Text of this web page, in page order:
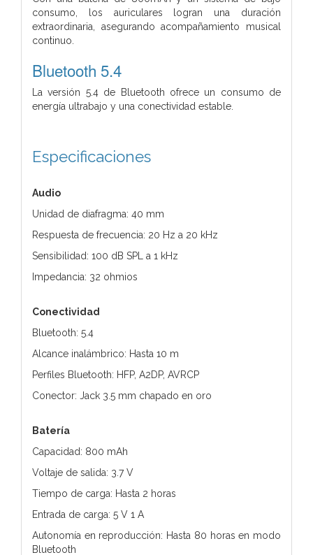
consumo, los auriculares logran una duración
extraordinaria, asegurando acompañamiento musical
continuo.
Bluetooth 5.4
La versión 5.4 de Bluetooth ofrece un consumo de
energía ultrabajo y una conectividad estable.
Especificaciones
Audio
Unidad de diafragma: 40 mm
Respuesta de frecuencia: 20 Hz a 20 kHz
Sensibilidad: 100 dB SPL a 1 kHz
Impedancia: 32 ohmios
Conectividad
Bluetooth: 5.4
Alcance inalámbrico: Hasta 10 m
Perfiles Bluetooth: HFP, A2DP, AVRCP
Conector: Jack 3.5 mm chapado en oro
Batería
Capacidad: 800 mAh
Voltaje de salida: 3.7 V
Tiempo de carga: Hasta 2 horas
Entrada de carga: 5 V 1 A
Autonomía en reproducción: Hasta 80 horas en modo
Bluetooth